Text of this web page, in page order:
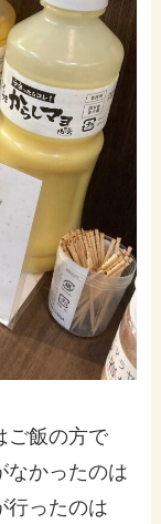
ご飯の方で
なかったのは
行ったのは